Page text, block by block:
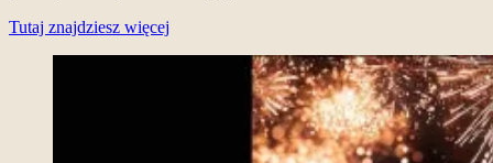
Tutaj znajdziesz więcej